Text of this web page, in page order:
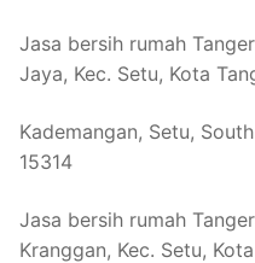
Jasa bersih rumah
Jaya, Kec. Setu, Kota
Kademangan, Setu,
15314
Jasa bersih rumah
Kranggan, Kec. Setu,